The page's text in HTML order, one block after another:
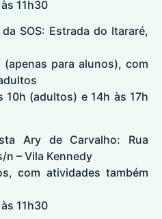
11h30
SOS: Estrada do Itararé,
para alunos), com
10h (adultos) e 14h às 17h
Ary de Carvalho: Rua
n – Vila Kennedy
com atividades também
11h30